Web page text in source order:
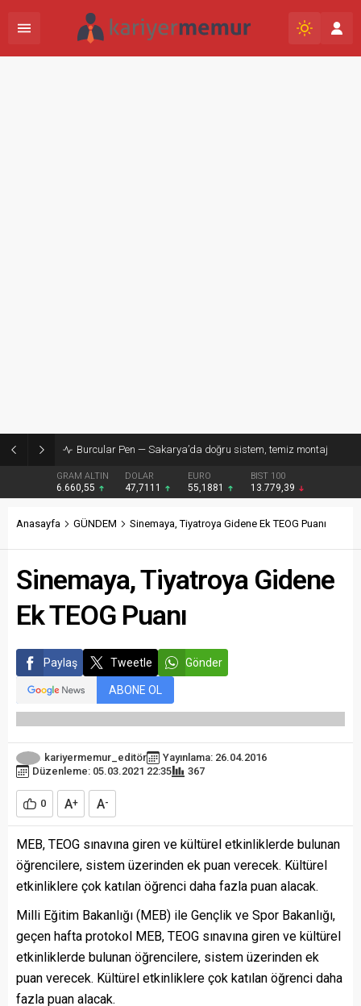
Burcular Pen — Sakarya’da doğru sistem, temiz montaj
GRAM ALTIN
6.660,55
DOLAR
47,7111
EURO
55,1881
BIST 100
13.779,39
Anasayfa GÜNDEM Sinemaya, Tiyatroya Gidene Ek TEOG Puanı
Sinemaya, Tiyatroya Gidene
Ek TEOG Puanı
Paylaş Tweetle Gönder
ABONE OL
kariyermemur_editör
Yayınlama: 26.04.2016
Düzenleme: 05.03.2021 22:35
367
0 A+ A-
MEB, TEOG sınavına giren ve kültürel etkinliklerde bulunan
öğrencilere, sistem üzerinden ek puan verecek. Kültürel
etkinliklere çok katılan öğrenci daha fazla puan alacak.
Milli Eğitim Bakanlığı (MEB) ile Gençlik ve Spor Bakanlığı,
geçen hafta protokol MEB, TEOG sınavına giren ve kültürel
etkinliklerde bulunan öğrencilere, sistem üzerinden ek
puan verecek. Kültürel etkinliklere çok katılan öğrenci daha
fazla puan alacak.